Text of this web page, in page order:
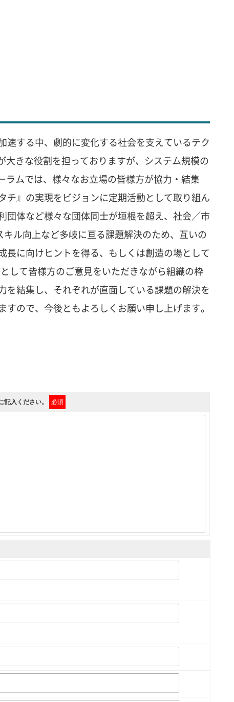
速する中、劇的に変化する社会を支えているテク
きな役割を担っておりますが、システム規模の
ムでは、様々なお立場の皆様方が協力・結集
チ』の実現をビジョンに定期活動として取り組ん
団体など様々な団体同士が垣根を超え、社会／市
ル向上など多岐に亘る課題解決のため、互いの
長に向けヒントを得る、もしくは創造の場として
して皆様方のご意見をいただきながら組織の枠
を結集し、それぞれが直面している課題の解決を
ので、今後ともよろしくお願い申し上げます。
入ください。 必須